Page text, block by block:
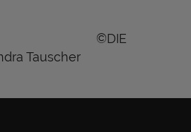
3 ©DIE
Tauscher